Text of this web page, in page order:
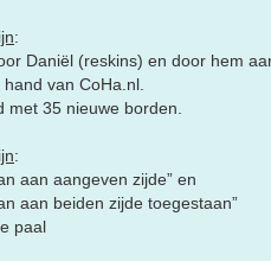
:
Daniël (reskins) en door hem
van CoHa.nl.
35 nieuwe borden.
:
aan aangeven zijde” en
aan beiden zijde toegestaan”
paal